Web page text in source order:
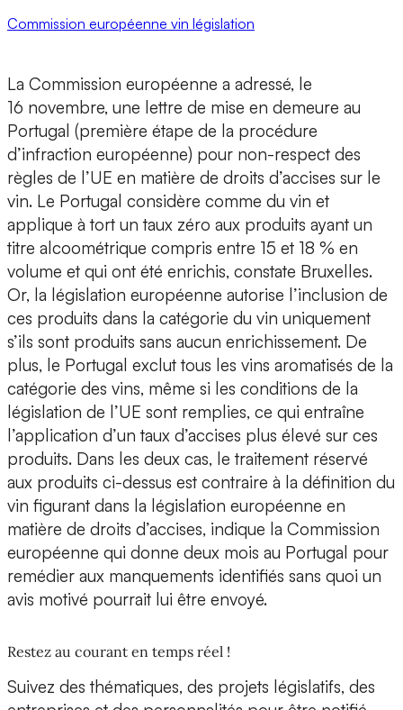
Commission européenne vin législation
La Commission européenne a adressé, le
16 novembre, une lettre de mise en demeure au
Portugal (première étape de la procédure
d’infraction européenne) pour non-respect des
règles de l’UE en matière de droits d’accises sur le
vin. Le Portugal considère comme du vin et
applique à tort un taux zéro aux produits ayant un
titre alcoométrique compris entre 15 et 18 % en
volume et qui ont été enrichis, constate Bruxelles.
Or, la législation européenne autorise l’inclusion de
ces produits dans la catégorie du vin uniquement
s’ils sont produits sans aucun enrichissement. De
plus, le Portugal exclut tous les vins aromatisés de la
catégorie des vins, même si les conditions de la
législation de l’UE sont remplies, ce qui entraîne
l’application d’un taux d’accises plus élevé sur ces
produits. Dans les deux cas, le traitement réservé
aux produits ci-dessus est contraire à la définition du
vin figurant dans la législation européenne en
matière de droits d’accises, indique la Commission
européenne qui donne deux mois au Portugal pour
remédier aux manquements identifiés sans quoi un
avis motivé pourrait lui être envoyé.
Restez au courant en temps réel !
Suivez des thématiques, des projets législatifs, des